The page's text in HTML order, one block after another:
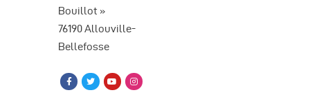
Bouillot »
76190 Allouville-
Bellefosse